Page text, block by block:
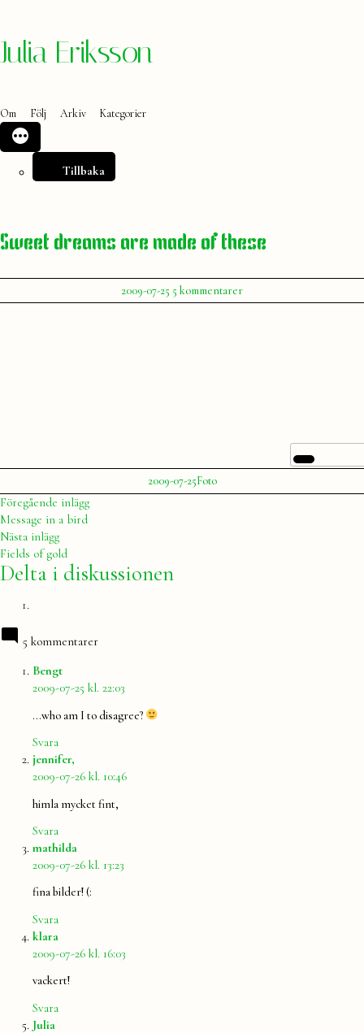
Hoppa
Julia Eriksson
Om Följ Arkiv Kategorier
Tillbaka
Sweet dreams are made of these
Publicerat
av
Julia
2009-07-25 5 kommentarertill
Sweet
Publicerat
av
Julia
2009-07-25Publicerat
i
Foto
Inläggsnavigering
Föregående inläggFöregående
Message in a bird
Nästa inläggNästa
inlägg:
Fields of gold
Delta i diskussionen
5 kommentarer
Bengtsäger:
2009-07-25 kl. 22:03
…who am I to disagree?
Svara
jennifer,
2009-07-26 kl. 10:46
himla mycket fint,
Svara
mathilda
2009-07-26 kl. 13:23
fina bilder! (:
Svara
klara
2009-07-26 kl. 16:03
vackert!
Svara
Julia